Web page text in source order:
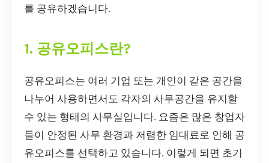
를 공유하겠습니다.
1. 공유오피스란?
공유오피스는 여러 기업 또는 개인이 같은 공간을
나누어 사용하면서도 각자의 사무공간을 유지할
수 있는 형태의 사무실입니다. 요즘은 많은 창업자
들이 안정된 사무 환경과 저렴한 임대료로 인해 공
유오피스를 선택하고 있습니다. 이렇게 되면 초기